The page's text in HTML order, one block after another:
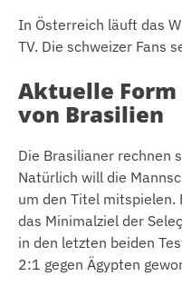
In Österreich läuft das
TV. Die schweizer Fans
Aktuelle Form
von Brasilien
Die Brasilianer rechnen
Natürlich will die
um den Titel
das Minimalziel der
in den letzten beiden
2:1 gegen Ägypten